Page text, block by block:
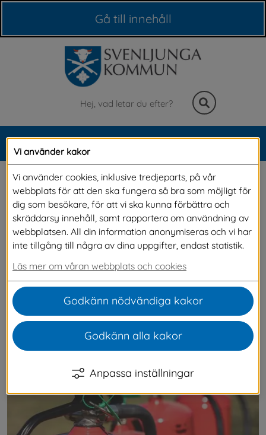
Gå till innehåll
Sök
Meny
Brandsäkerhet, skydd
mot olyckor
Företag, organisationer och föreningar
ansvarar för sitt eget brandskydd eller
genom ordning och reda, dokumentation,
regelbundna kontroller och kunskap hos
personalen. På denna sida hittar du viktig
information som du bör ha koll på.
Vi använder kakor
Vi använder cookies, inklusive tredjeparts, på vår
webbplats för att den ska fungera så bra som möjligt för
dig som besökare, för att vi ska kunna förbättra och
skräddarsy innehåll, samt rapportera om användning av
webbplatsen. All din information anonymiseras och vi har
inte tillgång till några av dina uppgifter, endast statistik.
Läs mer om våran webbplats och cookies
Godkänn nödvändiga kakor
Godkänn alla kakor
Anpassa inställningar